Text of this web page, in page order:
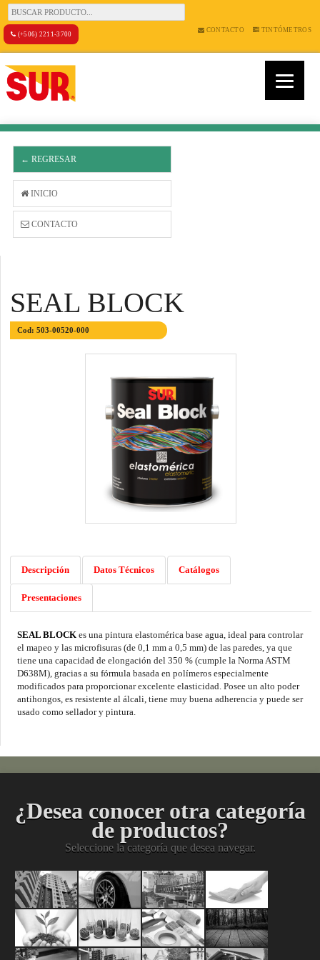
(+506) 2211-3700
CONTACTO TINTÓMETROS
← REGRESAR
INICIO
CONTACTO
SEAL BLOCK
Cod: 503-00520-000
Descripción Datos Técnicos Catálogos
Presentaciones
SEAL BLOCK es una pintura elastomérica base agua, ideal para controlar
el mapeo y las microfisuras (de 0,1 mm a 0,5 mm) de las paredes, ya que
tiene una capacidad de elongación del 350 % (cumple la Norma ASTM
D638M), gracias a su fórmula basada en polímeros especialmente
modificados para proporcionar excelente elasticidad. Posee un alto poder
antihongos, es resistente al álcali, tiene muy buena adherencia y puede ser
usado como sellador y pintura.
¿Desea conocer otra categoría
de productos?
Seleccione la categoría que desea navegar.
PinturasAcabados